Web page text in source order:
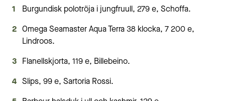
Burgundisk polotröja i jungfruull, 279 e, Schoffa.
Omega Seamaster Aqua Terra 38 klocka, 7 200 e,
Lindroos.
Flanellskjorta, 119 e, Billebeino.
Slips, 99 e, Sartoria Rossi.